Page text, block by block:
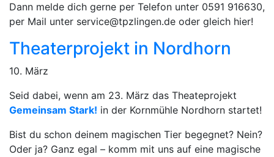
Dann melde dich gerne per Telefon unter 0591 916630,
per Mail unter service@tpzlingen.de oder gleich hier!
Theaterprojekt in Nordhorn
10. März
Seid dabei, wenn am 23. März das Theateprojekt
Gemeinsam Stark! in der Kornmühle Nordhorn startet!
Bist du schon deinem magischen Tier begegnet? Nein?
Oder ja? Ganz egal – komm mit uns auf eine magische